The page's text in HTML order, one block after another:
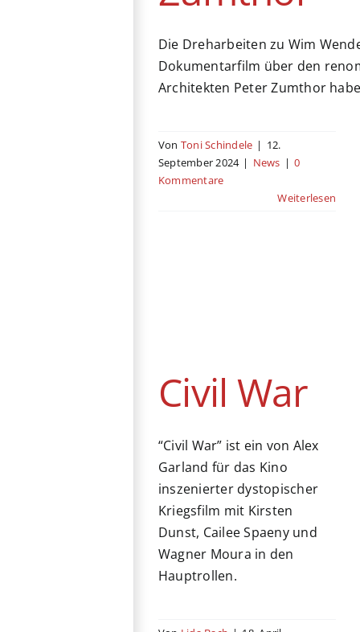
Die Dreharbeiten zu Wim
Dokumentarfilm über den
Architekten Peter Zumthor
Von Toni Schindele | 12.
September 2024 | News | 0
Kommentare
Weiterlesen
Civil War
“Civil War” ist ein von Alex
Garland für das Kino
inszenierter dystopischer
Kriegsfilm mit Kirsten
Dunst, Cailee Spaeny und
Wagner Moura in den
Hauptrollen.